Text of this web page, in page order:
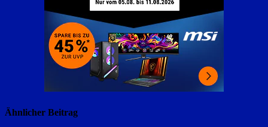
Ähnlicher Beitrag